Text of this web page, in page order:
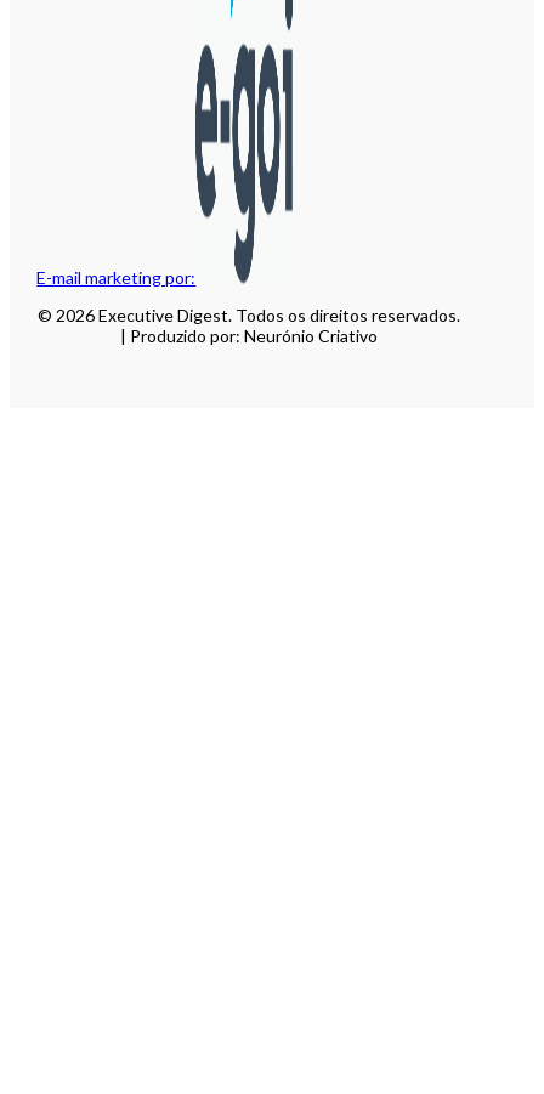
E-mail marketing por:
© 2026 Executive Digest. Todos os direitos reservados.
| Produzido por: Neurónio Criativo